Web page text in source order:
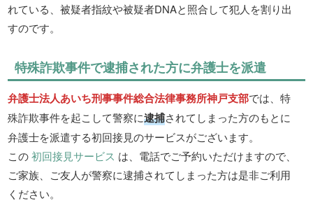
れている、被疑者指紋や被疑者DNAと照合して犯人を割り出
すのです。
特殊詐欺事件で逮捕された方に弁護士を派遣
弁護士法人あいち刑事事件総合法律事務所神戸支部では、特
殊詐欺事件を起こして警察に逮捕されてしまった方のもとに
弁護士を派遣する初回接見のサービスがございます。
この初回接見サービス は、電話でご予約いただけますので、
ご家族、ご友人が警察に逮捕されてしまった方は是非ご利用
ください。